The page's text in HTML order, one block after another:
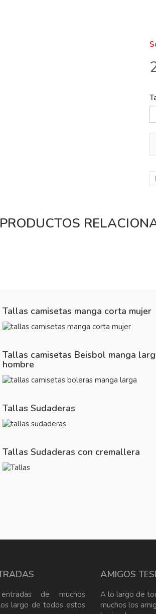
PRODUCTOS
Tallas camisetas manga corta mujer
Tallas camisetas Beisbol manga
hombre
Tallas Sudaderas
Tallas Sudaderas con cremallera
de muchos
largo de todos estos
AMIGOS
A lo largo de
muchos los